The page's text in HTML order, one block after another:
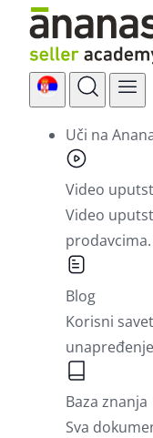
Skip
content
Uči na
Video
Video
prodavcima.
Blog
Korisni
Baza znanja
Sva